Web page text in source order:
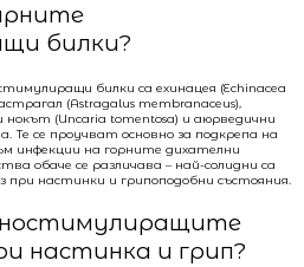
билки?
билки са ехинацея (Echinacea
(Astragalus membranaceus),
(Uncaria tomentosa) и аюрведични
Те се проучват основно за подкрепа на
инфекции на горните дихателни
обаче се различава – най-солидни са
при настинки и грипоподобни състояния.
настинка и грип?